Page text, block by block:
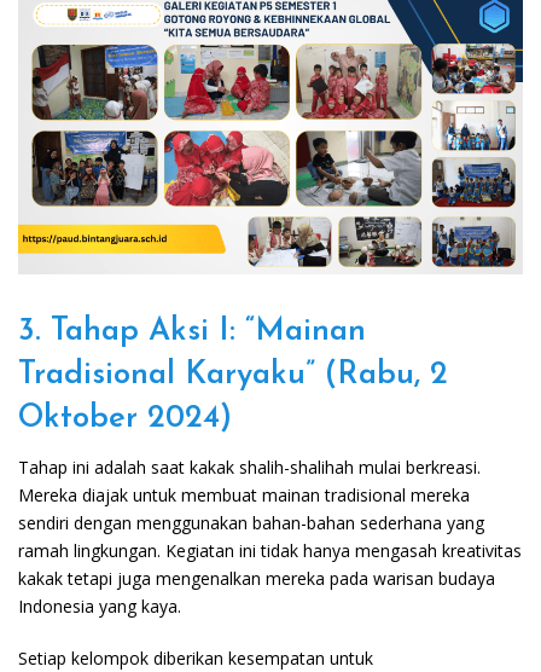
3. Tahap Aksi I: “Mainan
Tradisional Karyaku” (Rabu, 2
Oktober 2024)
Tahap ini adalah saat kakak shalih-shalihah mulai berkreasi.
Mereka diajak untuk membuat mainan tradisional mereka
sendiri dengan menggunakan bahan-bahan sederhana yang
ramah lingkungan. Kegiatan ini tidak hanya mengasah kreativitas
kakak tetapi juga mengenalkan mereka pada warisan budaya
Indonesia yang kaya.
Setiap kelompok diberikan kesempatan untuk